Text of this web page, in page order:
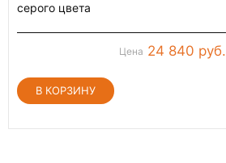
серого цвета
Цена 24 840 руб.